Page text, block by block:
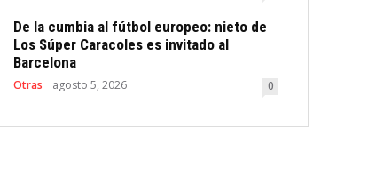
De la cumbia al fútbol europeo: nieto de
Los Súper Caracoles es invitado al
Barcelona
Otras agosto 5, 2026 0